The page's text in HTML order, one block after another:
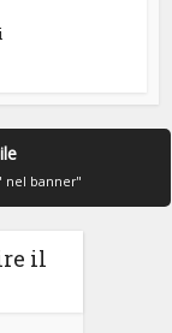
nel banner"
il